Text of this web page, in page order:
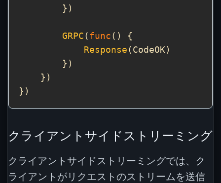
GRPC ( func
Response
クライアントサイドストリーミング
クライアントサイドストリーミングでは、ク
ライアントがリクエストのストリームを送信